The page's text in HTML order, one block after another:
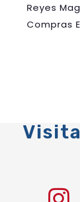
Reyes
Compras